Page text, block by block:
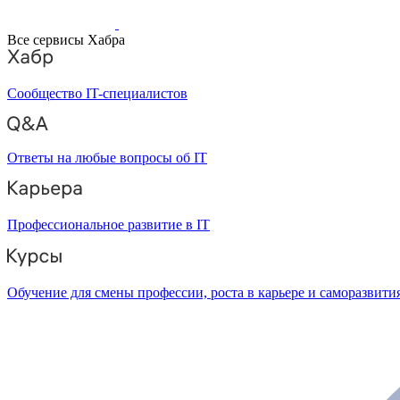
Все сервисы Хабра
Сообщество IT-специалистов
Ответы на любые вопросы об IT
Профессиональное развитие в IT
Обучение для смены профессии, роста в карьере и